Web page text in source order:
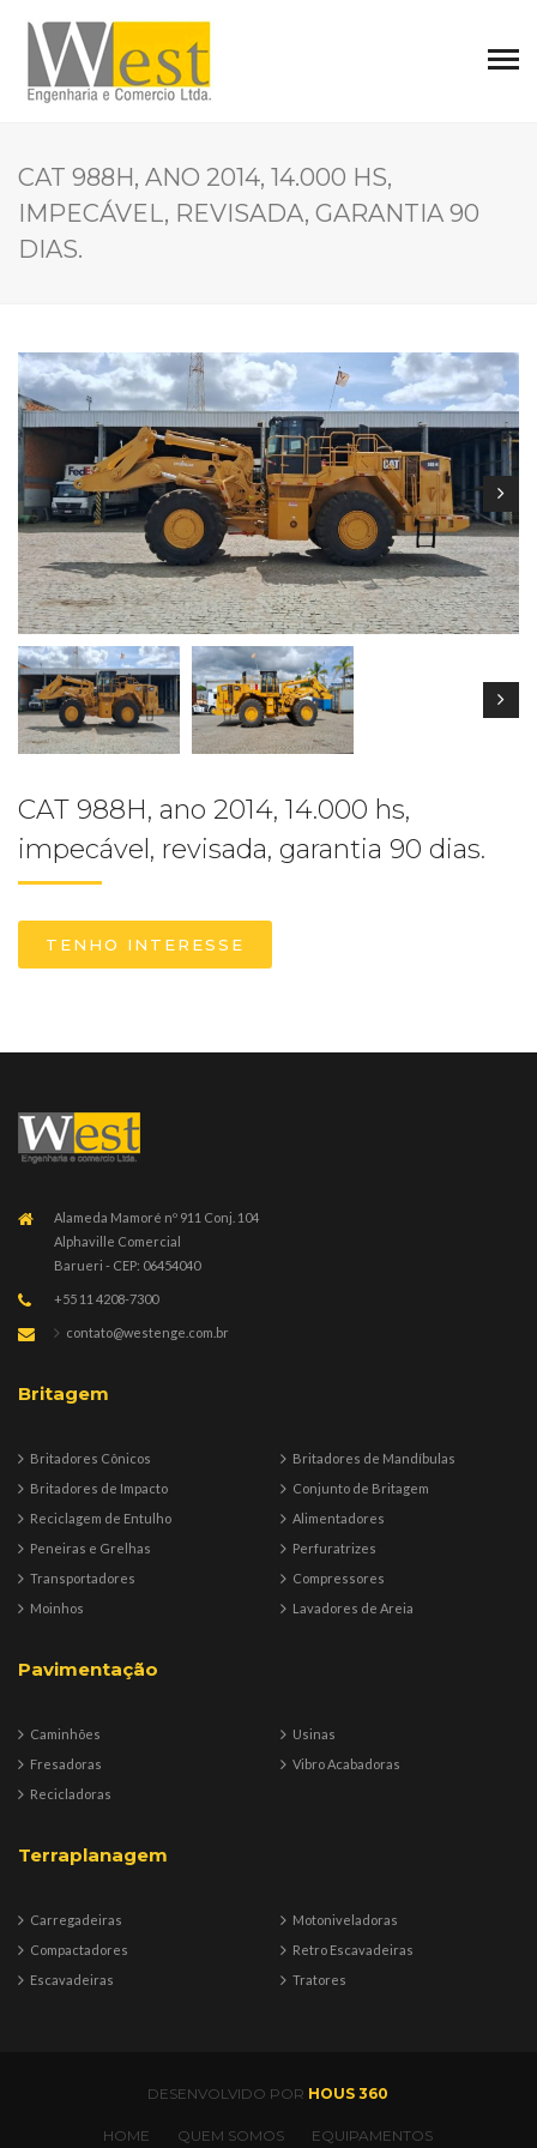
CAT 988H, ANO 2014, 14.000 HS,
IMPECÁVEL, REVISADA, GARANTIA 90
DIAS.
CAT 988H, ano 2014, 14.000 hs,
impecável, revisada, garantia 90 dias.
TENHO INTERESSE
Alameda Mamoré nº 911 Conj. 104
Alphaville Comercial
Barueri - CEP: 06454040
+55 11 4208-7300
contato@westenge.com.br
Britagem
Britadores Cônicos
Britadores de Impacto
Reciclagem de Entulho
Peneiras e Grelhas
Transportadores
Moinhos
Britadores de Mandíbulas
Conjunto de Britagem
Alimentadores
Perfuratrizes
Compressores
Lavadores de Areia
Pavimentação
Caminhões
Fresadoras
Recicladoras
Usinas
Vibro Acabadoras
Terraplanagem
Carregadeiras
Compactadores
Escavadeiras
Motoniveladoras
Retro Escavadeiras
Tratores
DESENVOLVIDO POR HOUS 360
HOME QUEM SOMOS EQUIPAMENTOS